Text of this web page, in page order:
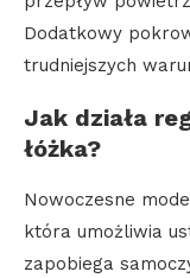
Dodatkowy
trudniejszych
Jak działa
łóżka?
Nowoczesne
która umożliwia
zapobiega